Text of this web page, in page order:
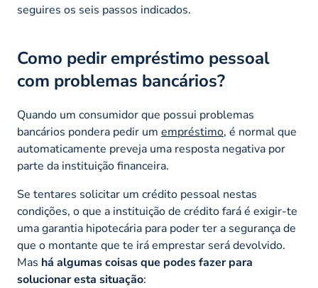
seguires os seis passos indicados.
Como pedir empréstimo pessoal
com problemas bancários?
Quando um consumidor que possui problemas
bancários pondera pedir um empréstimo, é normal que
automaticamente preveja uma resposta negativa por
parte da instituição financeira.
Se tentares solicitar um crédito pessoal nestas
condições, o que a instituição de crédito fará é exigir-te
uma garantia hipotecária para poder ter a segurança de
que o montante que te irá emprestar será devolvido.
Mas há algumas coisas que podes fazer para
solucionar esta situação: